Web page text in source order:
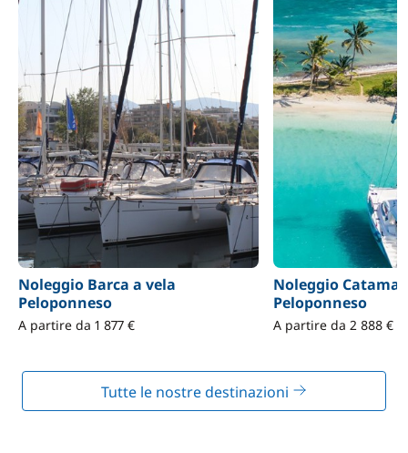
Noleggio Barca a vela
Peloponneso
A partire da 1 877 €
Noleggio
Peloponneso
A partire da 2 888 €
Tutte le nostre destinazioni